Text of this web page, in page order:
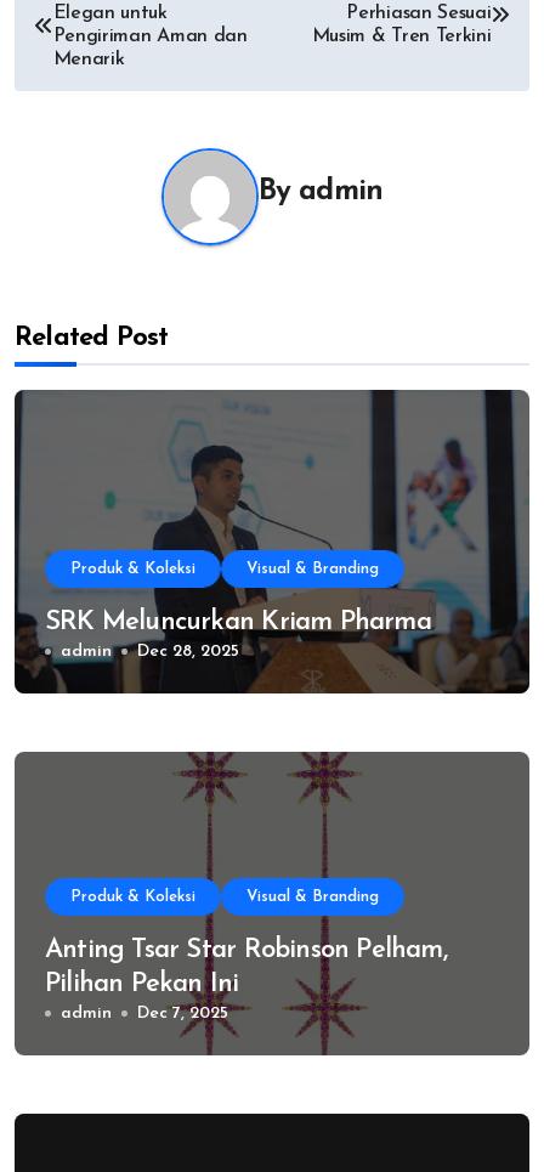
navigation
Elegan untuk
Pengiriman Aman dan
Menarik
Perhiasan Sesuai
Musim & Tren Terkini
By admin
Related Post
Produk & Koleksi Visual & Branding
SRK Meluncurkan Kriam Pharma
admin Dec 28, 2025
Produk & Koleksi Visual & Branding
Anting Tsar Star Robinson Pelham,
Pilihan Pekan Ini
admin Dec 7, 2025